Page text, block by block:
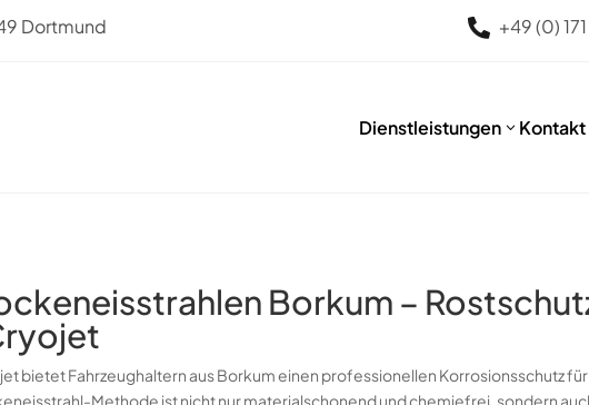
Dortmund  +49 (0)
Dienstleistungen 3 Kontakt
Borkum –
bietet Fahrzeughaltern aus Borkum einen professionellen Korrosionsschutz
Methode ist nicht nur materialschonend und chemiefrei, sondern